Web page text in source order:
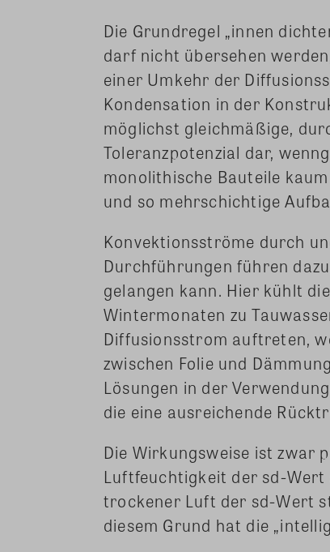
Die Grundregel „innen
darf nicht übersehen
einer Umkehr der
Kondensation in der
möglichst gleichmäßige,
Toleranzpotenzial dar,
monolithische Bauteile
und so mehrschichtige
Konvektionsströme durch
Durchführungen führen
gelangen kann. Hier kühlt
Wintermonaten zu
Diffusionsstrom auftreten,
zwischen Folie und
Lösungen in der
die eine ausreichende
Die Wirkungsweise ist zwar
Luftfeuchtigkeit der sd-
trockener Luft der sd-Wert
diesem Grund hat die